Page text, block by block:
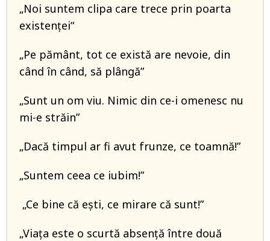
„Noi suntem clipa care trece prin poarta
existenţei“
„Pe pământ, tot ce există are nevoie, din
când în când, să plângă”
„Sunt un om viu. Nimic din ce-i omenesc nu
mi-e străin”
„Dacă timpul ar fi avut frunze, ce toamnă!”
„Suntem ceea ce iubim!”
„Ce bine că eşti, ce mirare că sunt!”
„Viaţa este o scurtă absenţă între două